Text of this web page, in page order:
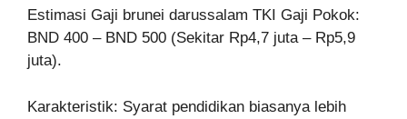
Estimasi Gaji brunei darussalam TKI Gaji Pokok:
BND 400 – BND 500 (Sekitar Rp4,7 juta – Rp5,9
juta).
Karakteristik: Syarat pendidikan biasanya lebih